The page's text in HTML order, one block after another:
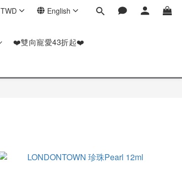
TWD English
❤️雙向寵愛43折起❤️